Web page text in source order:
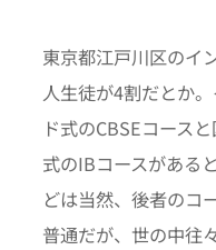
東京都江戸川区のイ
人生徒が4割だとか
ド式のCBSEコース
式のIBコースがある
どは当然、後者のコ
普通だが、世の中往